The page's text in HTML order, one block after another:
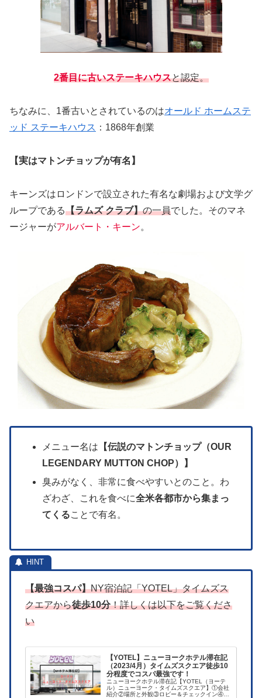
2番目に古いステーキハウスと認定。
ちなみに、1番古いとされているのはオールド ホームステ
ッド ステーキハウス ：1868年創業
【実はマトンチョップが有名】
キーンズはロンドンで設立された有名な劇場および文学グ
ループである【ラムズ クラブ】の一員でした。そのマネ
ージャーがアルバート・キーン。
メニュー名は 【伝説のマトンチョップ（OUR
LEGENDARY MUTTON CHOP）】
臭みがなく、非常に食べやすいとのこと。わ
ざわざ、これを食べに全米各都市から集まっ
てくることで有名。
【最強コスパ】NY宿泊記「YOTEL」タイムズス
クエアから徒歩10分！詳しくは以下をご覧くださ
い
【YOTEL】ニューヨークホテル滞在記
（2023/4月）タイムズスクエア徒歩10
分程度でコスパ最強です！
ニューヨークホテル滞在記【YOTEL（ヨーテ
ル）ニューヨーク・タイムズスクエア】①会社
紹介②場所と外観③ロビー＆チェックイン④部